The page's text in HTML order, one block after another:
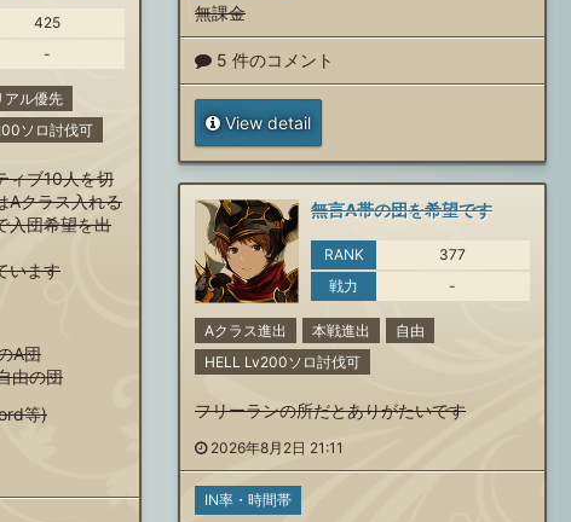
無課金
5 件のコメント
View detail
425
-
アル優先
ソロ討伐可
ィブ10人を切
Aクラス入れる
入団希望を出
います
A団
由の団
等)
無言A帯の団を希望です
RANK
377
戦力
-
Aクラス進出 本戦進出
自由
HELL Lv200ソロ討伐可
フリーランの所だとありがたいです
2026年8月2日 21:11
IN率・時間帯